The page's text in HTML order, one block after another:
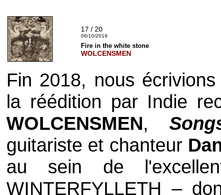
17 / 20
06/10/2019
Fire in the white stone
WOLCENSMEN
Fin 2018, nous
la réédition par Indie
WOLCENSMEN,
guitariste et chanteur
au sein de
WINTERFYLLETH –